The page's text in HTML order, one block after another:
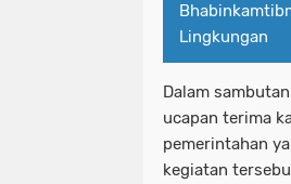
Lingkungan
Dalam
ucapan terima
pemerintahan
kegiatan